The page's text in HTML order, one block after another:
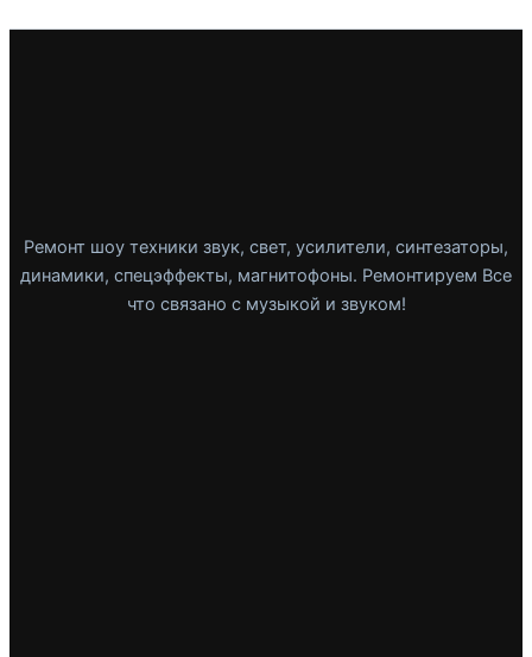
Ремонт шоу техники звук, свет, усилители, синтезаторы,
динамики, спецэффекты, магнитофоны. Ремонтируем Все
что связано с музыкой и звуком!